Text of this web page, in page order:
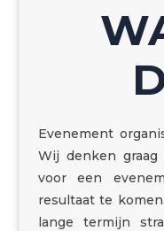
Evenement
Wij denken
voor een
resultaat te
lange termijn